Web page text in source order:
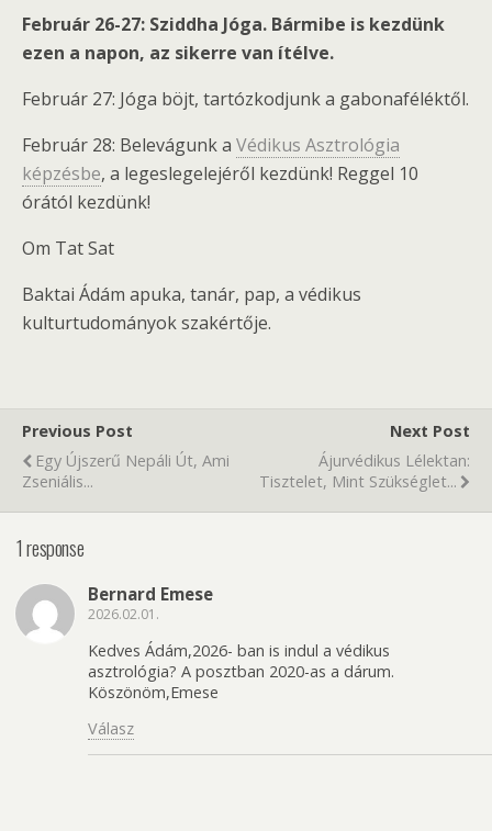
Február 26-27: Sziddha Jóga. Bármibe is kezdünk
ezen a napon, az sikerre van ítélve.
Február 27: Jóga böjt, tartózkodjunk a gabonaféléktől.
Február 28: Belevágunk a Védikus Asztrológia
képzésbe, a legeslegelejéről kezdünk! Reggel 10
órától kezdünk!
Om Tat Sat
Baktai Ádám apuka, tanár, pap, a védikus
kulturtudományok szakértője.
Previous Post
Egy Újszerű Nepáli Út, Ami
Zseniális...
Next Post
Ájurvédikus Lélektan:
Tisztelet, Mint Szükséglet...
1 response
Bernard Emese
2026.02.01.
Kedves Ádám,2026- ban is indul a védikus
asztrológia? A posztban 2020-as a dárum.
Köszönöm,Emese
Válasz